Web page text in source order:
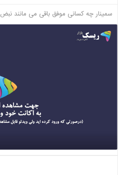
سمینار چه کسانی موفق باقی می مانند نبض